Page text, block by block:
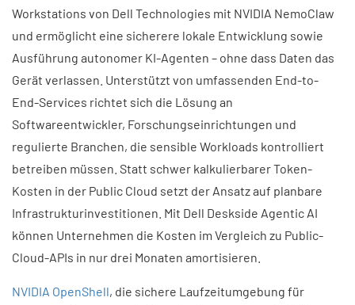
Workstations von Dell Technologies mit NVIDIA NemoClaw
und ermöglicht eine sicherere lokale Entwicklung sowie
Ausführung autonomer KI-Agenten – ohne dass Daten das
Gerät verlassen. Unterstützt von umfassenden End-to-
End-Services richtet sich die Lösung an
Softwareentwickler, Forschungseinrichtungen und
regulierte Branchen, die sensible Workloads kontrolliert
betreiben müssen. Statt schwer kalkulierbarer Token-
Kosten in der Public Cloud setzt der Ansatz auf planbare
Infrastrukturinvestitionen. Mit Dell Deskside Agentic AI
können Unternehmen die Kosten im Vergleich zu Public-
Cloud-APIs in nur drei Monaten amortisieren.
NVIDIA OpenShell, die sichere Laufzeitumgebung für